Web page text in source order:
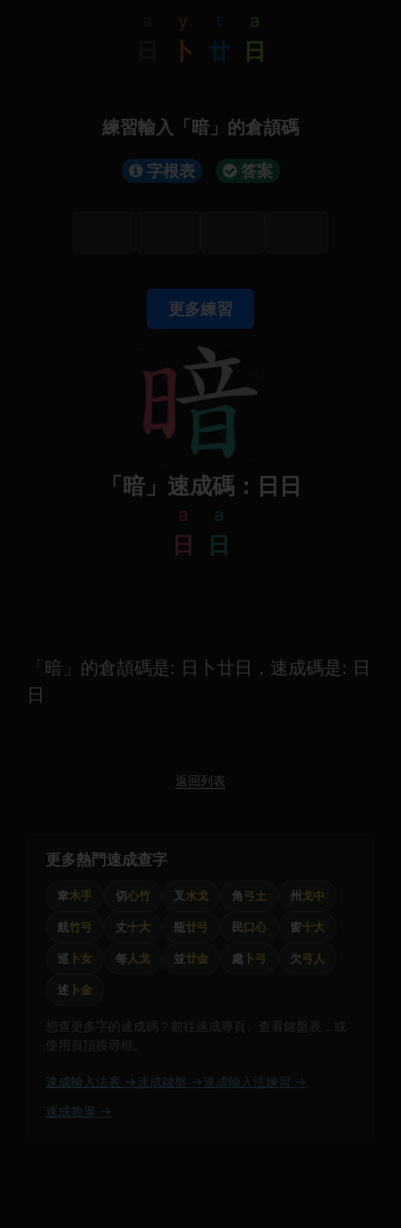
y
卜
t
廿
a
日
練習輸入「暗」的倉頡碼
字根表 答案
更多練習
「暗」速成碼：日日
a
日
a
日
「暗」的倉頡碼是: 日卜廿日，速成碼是: 日
日
返回列表
更多熱門速成查字
韋木手 切心竹 叉 水戈 角弓土 州 戈中
航竹弓 丈十大 瓶廿弓 民口心 窗十大
巡 卜女 每人戈 並廿金 處 卜弓 欠弓人
述 卜金
想查更多字的速成碼？前往速成專頁、查看鍵盤表，或
使用頁頂搜尋框。
速成輸入法表 → 速成鍵盤 → 速成輸入法練習 →
速成教學 →